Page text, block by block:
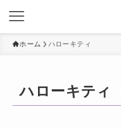
ホーム ハローキティ
ハローキティ